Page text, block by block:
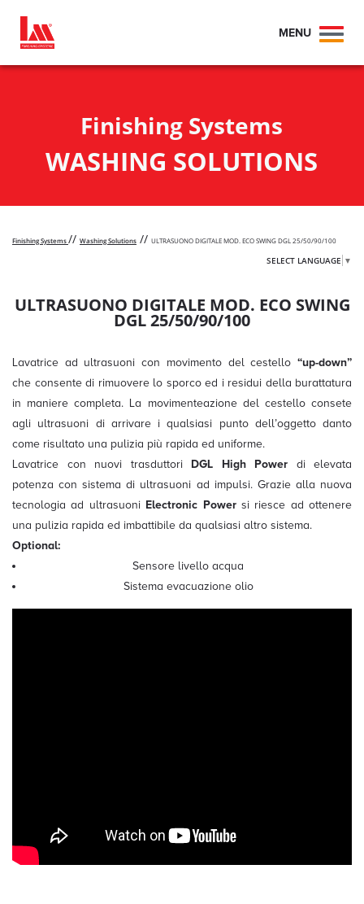
MENU
Toggle
Finishing Systems
WASHING SOLUTIONS
Finishing Systems// Washing Solutions // ULTRASUONO DIGITALE MOD. ECO SWING DGL 25/50/90/100
SELECT LANGUAGE ▼
ULTRASUONO DIGITALE MOD. ECO SWING
DGL 25/50/90/100
Lavatrice ad ultrasuoni con movimento del cestello “up-down”
che consente di rimuovere lo sporco ed i residui della burattatura
in maniere completa. La movimenteazione del cestello consete
agli ultrasuoni di arrivare i qualsiasi punto dell’oggetto danto
come risultato una pulizia più rapida ed uniforme.
Lavatrice con nuovi trasduttori DGL High Power di elevata
potenza con sistema di ultrasuoni ad impulsi. Grazie alla nuova
tecnologia ad ultrasuoni Electronic Powersi riesce ad ottenere
una pulizia rapida ed imbattibile da qualsiasi altro sistema.
Optional:
Sensore livello acqua
Sistema evacuazione olio